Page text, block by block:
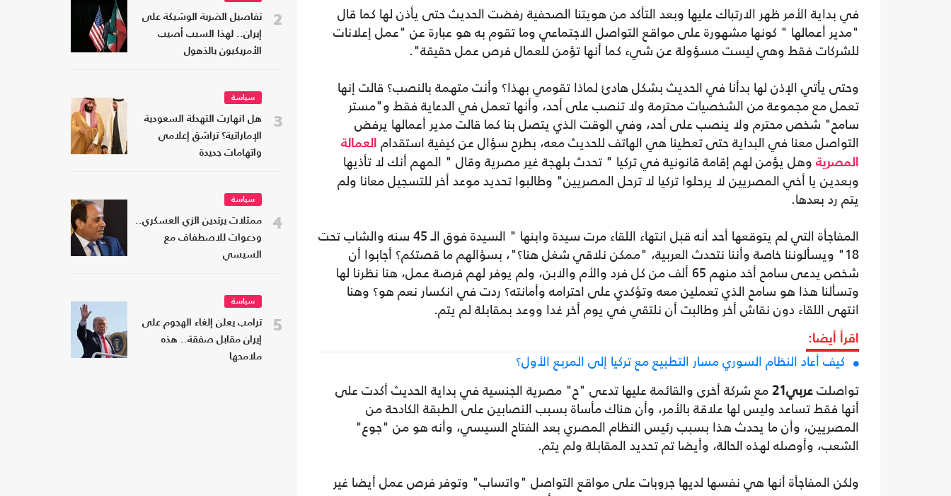
في بداية الأمر ظهر الارتباك عليها وبعد التأكد من هويتنا الصحفية رفضت الحديث حتى يأذن لها كما قال
"مدير أعمالها " كونها مشهورة على مواقع التواصل الاجتماعي وما تقوم به هو عبارة عن "عمل إعلانات
للشركات فقط وهي ليست مسؤولة عن شيء كما أنها تؤمن للعمال فرص عمل حقيقة".
وحتى يأتي الإذن لها بدأنا في الحديث بشكل هادئ لماذا تقومي بهذا؟ وأنت متهمة بالنصب؟ قالت إنها
تعمل مع مجموعة من الشخصيات محترمة ولا تنصب على أحد، وأنها تعمل في الدعاية فقط و"مستر
سامح" شخص محترم ولا ينصب على أحد، وفي الوقت الذي يتصل بنا كما قالت مدير أعمالها يرفض
التواصل معنا في البداية حتى تعطينا هي الهاتف للحديث معه، بطرح سؤال عن كيفية استقدام
العمالة
المصرية وهل يؤمن لهم إقامة قانونية في تركيا " تحدث بلهجة غير مصرية وقال " المهم أنك لا تأذيها
وبعدين يا أخي المصريين لا يرحلوا تركيا لا ترحل المصريين" وطالبوا تحديد موعد أخر للتسجيل معانا ولم
يتم رد بعدها.
المفاجأة التي لم يتوقعها أحد أنه قبل انتهاء اللقاء مرت سيدة وابنها " السيدة فوق الـ 45 سنه والشاب تحت
18" ويسألوننا خاصة وأننا نتحدث العربية، "ممكن نلاقي شغل هنا؟"، بسؤالهم ما قصتكم؟ أجابوا أن
شخص يدعى سامح أخد منهم 65 ألف من كل فرد والأم والابن، ولم يوفر لهم فرصة عمل، هنا نظرنا لها
وتسألنا هذا هو سامح الذي تعملين معه وتؤكدي على احترامه وأمانته؟ ردت في انكسار نعم هو؟ وهنا
انتهى اللقاء دون نقاش أخر وطالبت أن نلتقي في يوم أخر غدا ووعد بمقابلة لم يتم.
اقرأ أيضا:
كيف أعاد النظام السوري مسار التطبيع مع تركيا إلى المربع الأول؟
تواصلتعربي21
مع شركة أخرى والقائمة عليها تدعى "ح" مصرية الجنسية في بداية الحديث أكدت على
أنها فقط تساعد وليس لها علاقة بالأمر، وأن هناك مأساة بسبب النصابين على الطبقة الكادحة من
المصريين، وأن ما يحدث هذا بسبب رئيس النظام المصري بعد الفتاح السيسي، وأنه هو من "جوع"
الشعب، وأوصله لهذه الحالة، وأيضا تم تحديد المقابلة ولم يتم.
ولكن المفاجأة أنها هي نفسها لديها جروبات على مواقع التواصل "واتساب" وتوفر فرص عمل أيضا غير
2
تفاصيل الضربة الوشيكة على
إيران.. لهذا السبب أصيب
الأمريكيون بالذهول
3
سياسة
هل انهارت التهدئة السعودية
الإماراتية؟ تراشق إعلامي
واتهامات جديدة
4
سياسة
ممثلات يرتدين الزي العسكري..
ودعوات للاصطفاف مع
السيسي
5
سياسة
ترامب يعلن إلغاء الهجوم على
إيران مقابل صفقة.. هذه
ملامحها